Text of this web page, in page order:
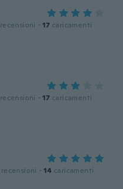
recensioni · 17 caricamenti
recensioni · 17 caricamenti
recensioni · 14 caricamenti